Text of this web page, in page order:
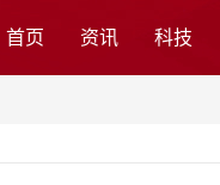
首页 资讯 科技